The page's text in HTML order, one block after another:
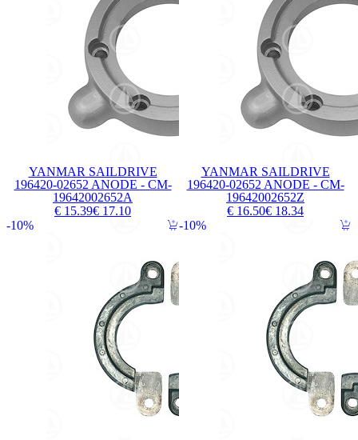
YANMAR SAILDRIVE
196420-02652 ANODE - CM-
19642002652A
€ 15.39€ 17.10
YANMAR SAILDRIVE
196420-02652 ANODE - CM-
19642002652Z
€ 16.50€ 18.34
10% 10%